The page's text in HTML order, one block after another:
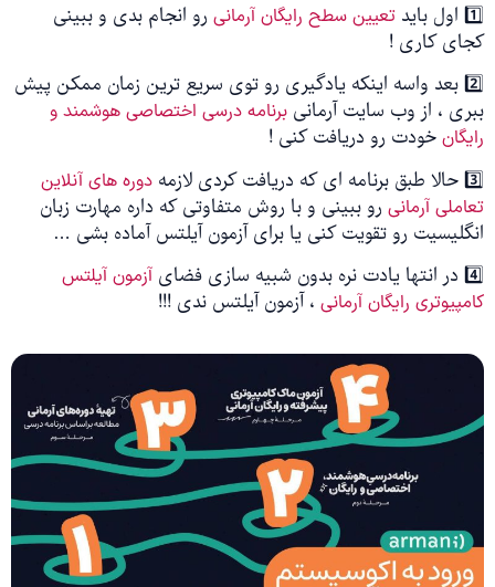
1️⃣ اول باید
تعیین سطح رایگان آرمانی رو انجام بدی و ببینی
کجای کاری !
2️⃣ بعد واسه اینکه یادگیری رو توی سریع ترین زمان ممکن پیش
ببری ، از وب سایت آرمانی برنامه درسی اختصاصی هوشمند و
رایگان خودت رو دریافت کنی !
3️⃣ حالا طبق برنامه ای که دریافت کردی لازمه
دوره های آنلاین
تعاملی آرمانی رو ببینی و با روش متفاوتی که داره مهارت زبان
انگلیسیت رو تقویت کنی یا برای آزمون آیلتس آماده بشی …
4️⃣ در انتها یادت نره بدون شبیه سازی فضای
آزمون آیلتس
کامپیوتری رایگان آرمانی ، آزمون آیلتس ندی !!!